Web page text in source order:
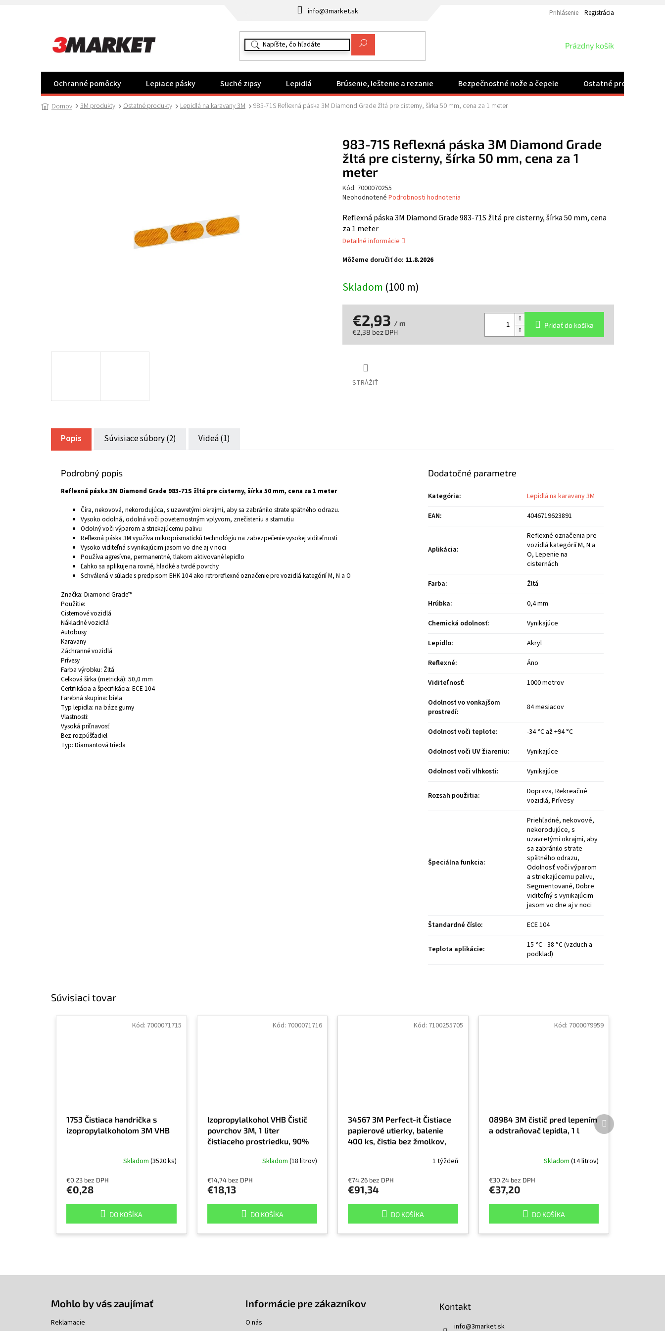
info@3market.sk Prihlásenie Registrácia
NÁKUPNÝ
Prázdny košík
Ochranné pomôcky Lepiace pásky Suché zipsy Lepidlá Brúsenie, leštenie a rezanie Bezpečnostné nože a čepele Ostatné produkty
Domov 3M produkty Ostatné produkty Lepidlá na karavany 3M 983-71S Reflexná páska 3M Diamond Grade žltá pre cisterny, šírka 50 mm, cena za 1 meter
Skladom (100 m)
Môžeme doručiť do: 11.8.2026
Reflexná páska 3M Diamond Grade 983-71S žltá pre cisterny, šírka 50 mm, cena
za 1 meter
Detailné informácie
STRÁŽIŤ
€2,93 / m
€2,38 bez DPH
Pridať do košíka
983-71S Reflexná páska 3M Diamond Grade
žltá pre cisterny, šírka 50 mm, cena za 1
meter
Kód: 7000070255
Priemerné
produktu
je
z
hviezdičiek.
Neohodnotené Podrobnosti hodnotenia
Súvisiaci tovar
1753 Čistiaca handrička s
izopropylalkoholom 3M VHB
Skladom (3520 ks)
€0,23 bez DPH
€0,28
DO KOŠÍKA
Kód: 7000071715
Izopropylalkohol VHB Čistič
povrchov 3M, 1 liter
čistiaceho prostriedku, 90%
Skladom (18 litrov)
€14,74 bez DPH
€18,13
DO KOŠÍKA
Kód: 7000071716
34567 3M Perfect-it Čistiace
papierové utierky, balenie
400 ks, čistia bez žmolkov,
1 týždeň
€74,26 bez DPH
€91,34
DO KOŠÍKA
Kód: 7100255705
08984 3M čistič pred lepením
a odstraňovač lepidla, 1 l
Skladom (14 litrov)
€30,24 bez DPH
€37,20
DO KOŠÍKA
Kód: 7000079959
Ďalší
produkt
Popis Súvisiace súbory (2) Videá (1)
Podrobný popis
Reflexná páska 3M Diamond Grade 983-71S žltá pre cisterny, šírka 50 mm, cena za 1 meter
Číra, nekovová, nekorodujúca, s uzavretými okrajmi, aby sa zabránilo strate spätného odrazu.
Vysoko odolná, odolná voči poveternostným vplyvom, znečisteniu a starnutiu
Odolný voči výparom a striekajúcemu palivu
Reflexná páska 3M využíva mikroprismatickú technológiu na zabezpečenie vysokej viditeľnosti
Vysoko viditeľná s vynikajúcim jasom vo dne aj v noci
Používa agresívne, permanentné, tlakom aktivované lepidlo
Ľahko sa aplikuje na rovné, hladké a tvrdé povrchy
Schválená v súlade s predpisom EHK 104 ako retroreflexné označenie pre vozidlá kategórií M, N a O
Značka: Diamond Grade™
Použitie:
Cisternové vozidlá
Nákladné vozidlá
Autobusy
Karavany
Záchranné vozidlá
Prívesy
Farba výrobku: Žltá
Celková šírka (metrická): 50,0 mm
Certifikácia a špecifikácia: ECE 104
Farebná skupina: biela
Typ lepidla: na báze gumy
Vlastnosti:
Vysoká priľnavosť
Bez rozpúšťadiel
Typ: Diamantová trieda
Dodatočné parametre
Kategória:
Lepidlá na karavany 3M
EAN: 4046719623891
Aplikácia:
Reflexné označenia pre
vozidlá kategórií M, N a
O, Lepenie na
cisternách
Farba:
Žltá
Hrúbka:
0,4 mm
Chemická odolnosť:
Vynikajúce
Lepidlo:
Akryl
Reflexné:
Áno
Viditeľnosť:
1000 metrov
Odolnosť vo vonkajšom
prostredí: 84 mesiacov
Odolnosť voči teplote:
-34 °C až +94 °C
Odolnosť voči UV žiareniu:
Vynikajúce
Odolnosť voči vlhkosti: Vynikajúce
Rozsah použitia:
Doprava, Rekreačné
vozidlá, Prívesy
Špeciálna funkcia:
Priehľadné, nekovové,
nekorodujúce, s
uzavretými okrajmi, aby
sa zabránilo strate
spätného odrazu,
Odolnosť voči výparom
a striekajúcemu palivu,
Segmentované, Dobre
viditeľný s vynikajúcim
jasom vo dne aj v noci
Štandardné číslo: ECE 104
Teplota aplikácie:
15 °C - 38 °C (vzduch a
podklad)
Mohlo by vás zaujímať
Reklamacie
Informácie pre zákazníkov
O nás
Kontakt
info@3market.sk